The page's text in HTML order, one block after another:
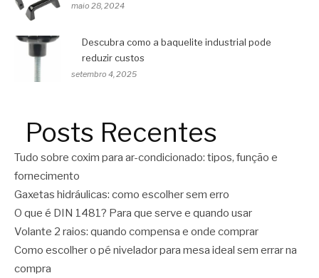
maio 28, 2024
Descubra como a baquelite industrial pode
reduzir custos
setembro 4, 2025
Posts Recentes
Tudo sobre coxim para ar-condicionado: tipos, função e
fornecimento
Gaxetas hidráulicas: como escolher sem erro
O que é DIN 1481? Para que serve e quando usar
Volante 2 raios: quando compensa e onde comprar
Como escolher o pé nivelador para mesa ideal sem errar na
compra